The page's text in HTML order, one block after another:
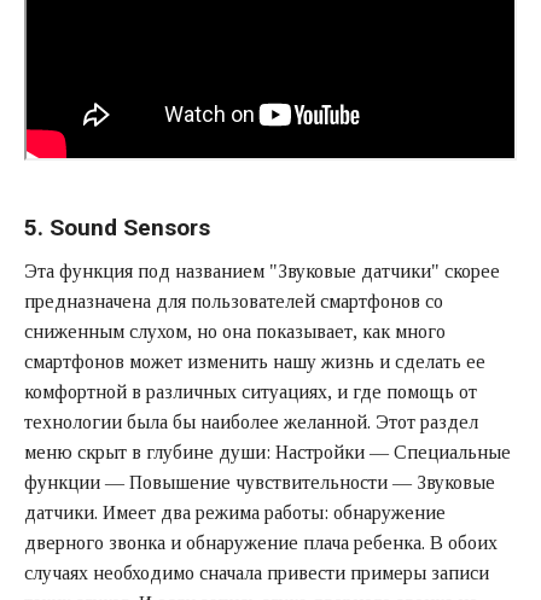
5. Sound Sensors
Эта функция под названием "Звуковые датчики" скорее
предназначена для пользователей смартфонов со
сниженным слухом, но она показывает, как много
смартфонов может изменить нашу жизнь и сделать ее
комфортной в различных ситуациях, и где помощь от
технологии была бы наиболее желанной. Этот раздел
меню скрыт в глубине души: Настройки — Специальные
функции — Повышение чувствительности — Звуковые
датчики. Имеет два режима работы: обнаружение
дверного звонка и обнаружение плача ребенка. В обоих
случаях необходимо сначала привести примеры записи